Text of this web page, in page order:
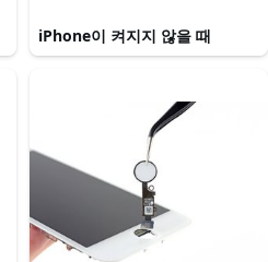
iPhone이 켜지지 않을 때